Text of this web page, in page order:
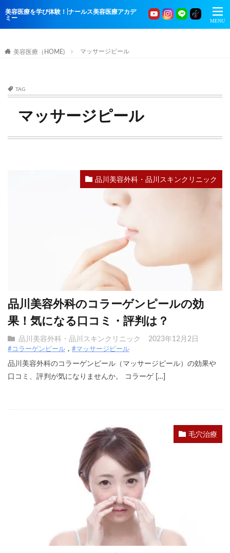
美容医療を学び体験！|ナールス美容医療アカデ
ミー
美容医療（HOME) マッサージピール
TAG
マッサージピール
品川美容外科・品川スキンクリニック
品川美容外科のコラーゲンピールの効
果！気になる口コミ・評判は？
品川美容外科・品川スキンクリニック 2023年12月2日
#コラーゲンピール #マッサージピール
品川美容外科のコラーゲンピール（マッサージピール）の効果や
口コミ、評判が気になりませんか。 コラーゲ […]
毛穴治療